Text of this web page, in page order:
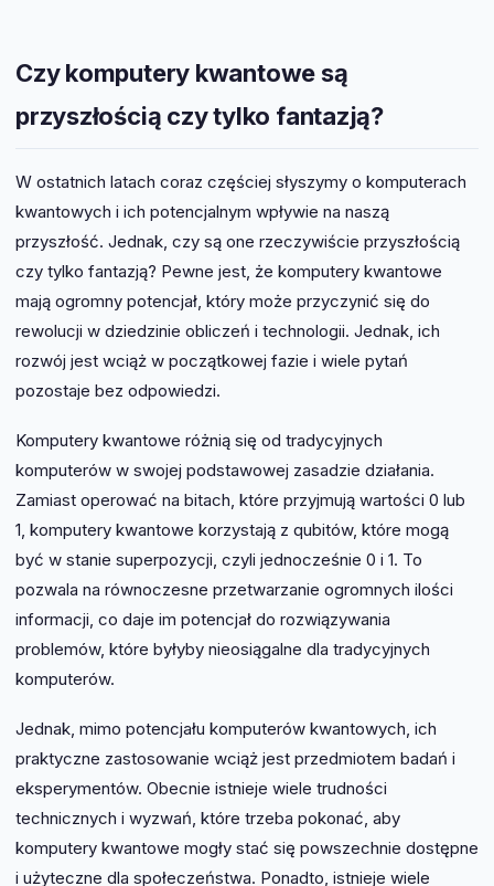
Czy komputery kwantowe są
przyszłością czy tylko fantazją?
W ostatnich latach coraz częściej słyszymy o komputerach
kwantowych i ich potencjalnym wpływie na naszą
przyszłość. Jednak, czy są one rzeczywiście przyszłością
czy tylko fantazją? Pewne jest, że komputery kwantowe
mają ogromny potencjał, który może przyczynić się do
rewolucji w dziedzinie obliczeń i technologii. Jednak, ich
rozwój jest wciąż w początkowej fazie i wiele pytań
pozostaje bez odpowiedzi.
Komputery kwantowe różnią się od tradycyjnych
komputerów w swojej podstawowej zasadzie działania.
Zamiast operować na bitach, które przyjmują wartości 0 lub
1, komputery kwantowe korzystają z qubitów, które mogą
być w stanie superpozycji, czyli jednocześnie 0 i 1. To
pozwala na równoczesne przetwarzanie ogromnych ilości
informacji, co daje im potencjał do rozwiązywania
problemów, które byłyby nieosiągalne dla tradycyjnych
komputerów.
Jednak, mimo potencjału komputerów kwantowych, ich
praktyczne zastosowanie wciąż jest przedmiotem badań i
eksperymentów. Obecnie istnieje wiele trudności
technicznych i wyzwań, które trzeba pokonać, aby
komputery kwantowe mogły stać się powszechnie dostępne
i użyteczne dla społeczeństwa. Ponadto, istnieje wiele